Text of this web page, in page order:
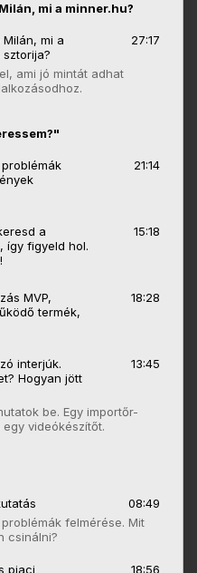
mi a minner.hu?
mi a
27:17
ami jó mintát adhat
21:14
a
így figyeld hol.
15:18
MVP,
termék,
18:28
interjúk.
Hogyan jött
13:45
be. Egy importőr-
videókészítőt.
08:49
felmérése. Mit
csinálni?
piaci 18:56